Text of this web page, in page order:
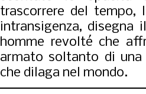
trascorrere del tempo,
intransigenza,
homme revolté che
armato soltanto di
che dilaga nel mondo.